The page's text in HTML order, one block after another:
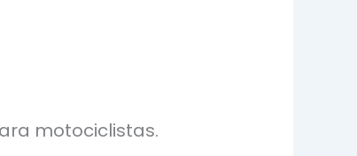
motociclistas.